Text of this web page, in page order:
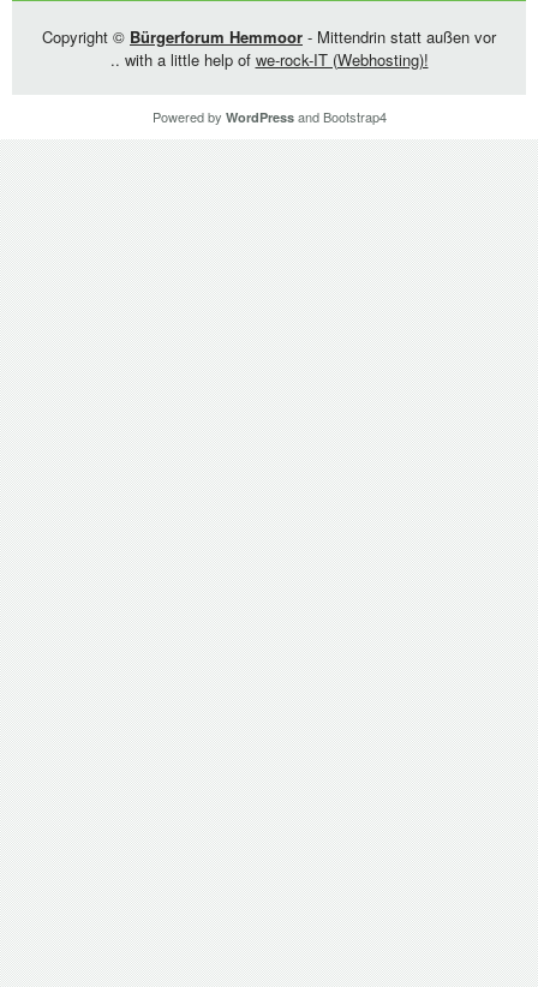
Copyright © Bürgerforum Hemmoor - Mittendrin statt außen vor
.. with a little help of we-rock-IT (Webhosting)!
Powered by WordPressand Bootstrap4